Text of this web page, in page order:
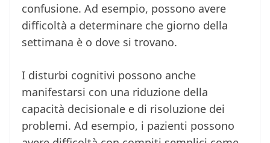
confusione. Ad esempio, possono avere
difficoltà a determinare che giorno della
settimana è o dove si trovano.
I disturbi cognitivi possono anche
manifestarsi con una riduzione della
capacità decisionale e di risoluzione dei
problemi. Ad esempio, i pazienti possono